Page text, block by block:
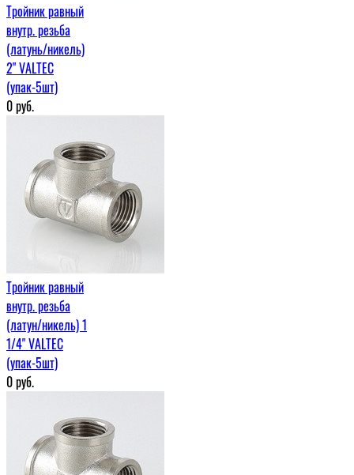
Тройник равный
внутр. резьба
(латунь/никель)
2" VALTEC
(упак-5шт)
0руб.
Тройник равный
внутр. резьба
(латун/никель) 1
1/4" VALTEC
(упак-5шт)
0руб.